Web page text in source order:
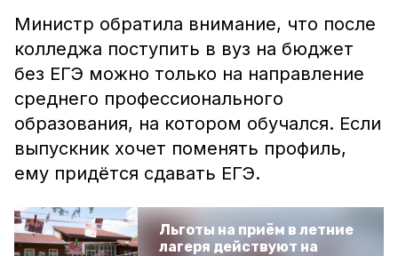
Министр обратила внимание, что после
колледжа поступить в вуз на бюджет
без ЕГЭ можно только на направление
среднего профессионального
образования, на котором обучался. Если
выпускник хочет поменять профиль,
ему придётся сдавать ЕГЭ.
Льготы на приём в летние
лагеря действуют на